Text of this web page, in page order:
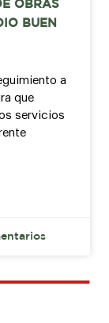
OBRAS
BUEN
a
que
servicios